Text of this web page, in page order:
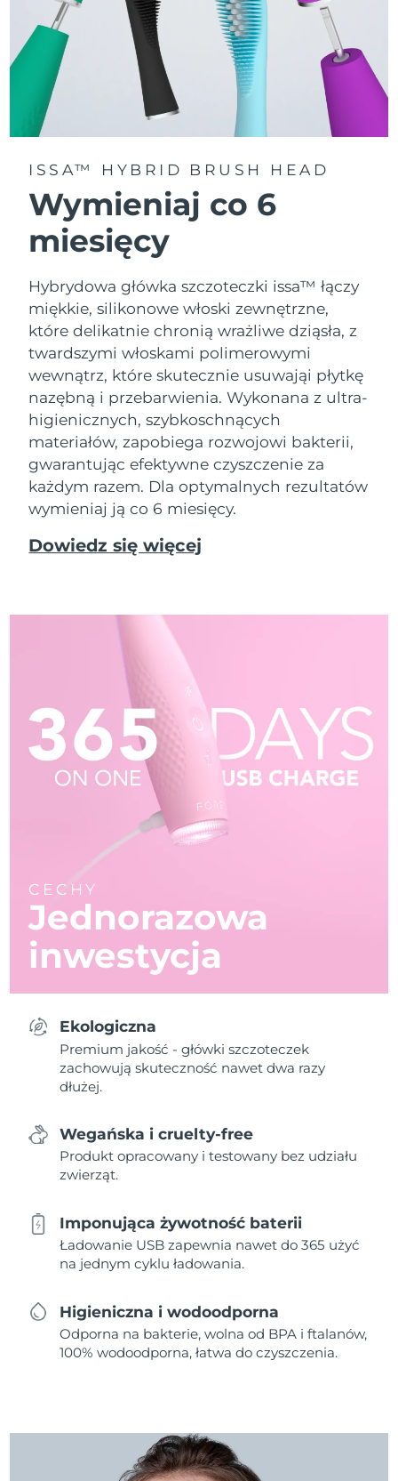
ISSA™ HYBRID BRUSH HEAD
Wymieniaj co 6
miesięcy
Hybrydowa główka szczoteczki issa™ łączy
miękkie, silikonowe włoski zewnętrzne,
które delikatnie chronią wrażliwe dziąsła, z
twardszymi włoskami polimerowymi
wewnątrz, które skutecznie usuwająi płytkę
nazębną i przebarwienia. Wykonana z ultra-
higienicznych, szybkoschnących
materiałów, zapobiega rozwojowi bakterii,
gwarantując efektywne czyszczenie za
każdym razem. Dla optymalnych rezultatów
wymieniaj ją co 6 miesięcy.
Dowiedz się więcej
CECHY
Jednorazowa
inwestycja
Ekologiczna
Premium jakość - główki szczoteczek
zachowują skuteczność nawet dwa razy
dłużej.
Wegańska i cruelty-free
Produkt opracowany i testowany bez udziału
zwierząt.
Imponująca żywotność baterii
Ładowanie USB zapewnia nawet do 365 użyć
na jednym cyklu ładowania.
Higieniczna i wodoodporna
Odporna na bakterie, wolna od BPA i ftalanów,
100% wodoodporna, łatwa do czyszczenia.